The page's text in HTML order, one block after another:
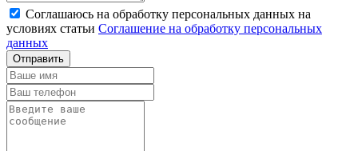
Соглашаюсь на обработку персональных данных на
условиях статьи Соглашение на обработку персональных
данных
Отправить